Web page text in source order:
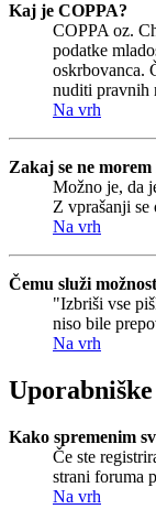
Kaj je COPPA?
COPPA oz.
podatke
oskrbovanca.
nuditi pravnih
Na vrh
Zakaj se ne
Možno je, da
Z vprašanji se
Na vrh
Čemu služi
"Izbriši vse
niso bile
Na vrh
Kako spremenim
Če ste
strani foruma
Na vrh